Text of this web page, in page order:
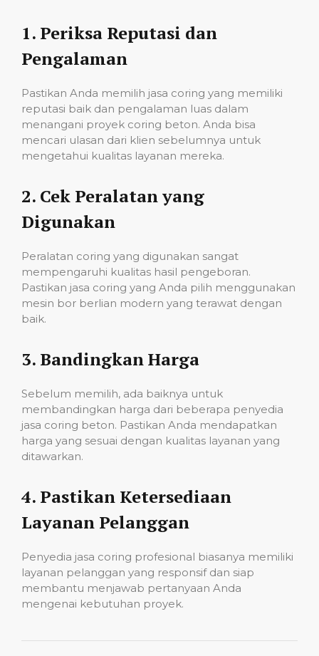
1. Periksa Reputasi dan
Pengalaman
Pastikan Anda memilih jasa coring yang memiliki
reputasi baik dan pengalaman luas dalam
menangani proyek coring beton. Anda bisa
mencari ulasan dari klien sebelumnya untuk
mengetahui kualitas layanan mereka.
2. Cek Peralatan yang
Digunakan
Peralatan coring yang digunakan sangat
mempengaruhi kualitas hasil pengeboran.
Pastikan jasa coring yang Anda pilih menggunakan
mesin bor berlian modern yang terawat dengan
baik.
3. Bandingkan Harga
Sebelum memilih, ada baiknya untuk
membandingkan harga dari beberapa penyedia
jasa coring beton. Pastikan Anda mendapatkan
harga yang sesuai dengan kualitas layanan yang
ditawarkan.
4. Pastikan Ketersediaan
Layanan Pelanggan
Penyedia jasa coring profesional biasanya memiliki
layanan pelanggan yang responsif dan siap
membantu menjawab pertanyaan Anda
mengenai kebutuhan proyek.